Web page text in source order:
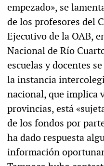
empezado», se
de los profesores del
Ejecutivo de la OAB,
Nacional de Río
escuelas y docentes
la instancia
nacional, que implica
provincias, está
de los fondos por
ha dado respuesta
información